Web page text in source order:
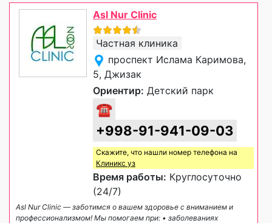
Asl Nur Clinic
Частная клиника
проспект Ислама Каримова,
5, Джизак
Ориентир: Детский парк
☎
+998-91-941-09-03
Скажите, что нашли номер телефона на
Клиникс уз
Время работы: Круглосуточно
(24/7)
Asl Nur Clinic — заботимся о вашем здоровье с вниманием и
профессионализмом! Мы помогаем при: • заболеваниях